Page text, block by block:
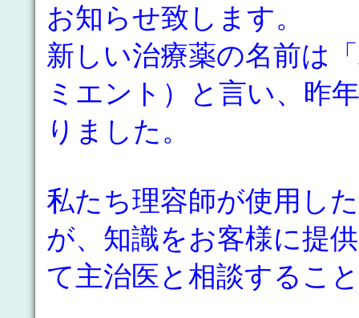
お知らせ致します。
新しい治療薬の名前は
ミエント）と言い、昨
りました。
私たち理容師が使用し
が、知識をお客様に提
て主治医と相談するこ